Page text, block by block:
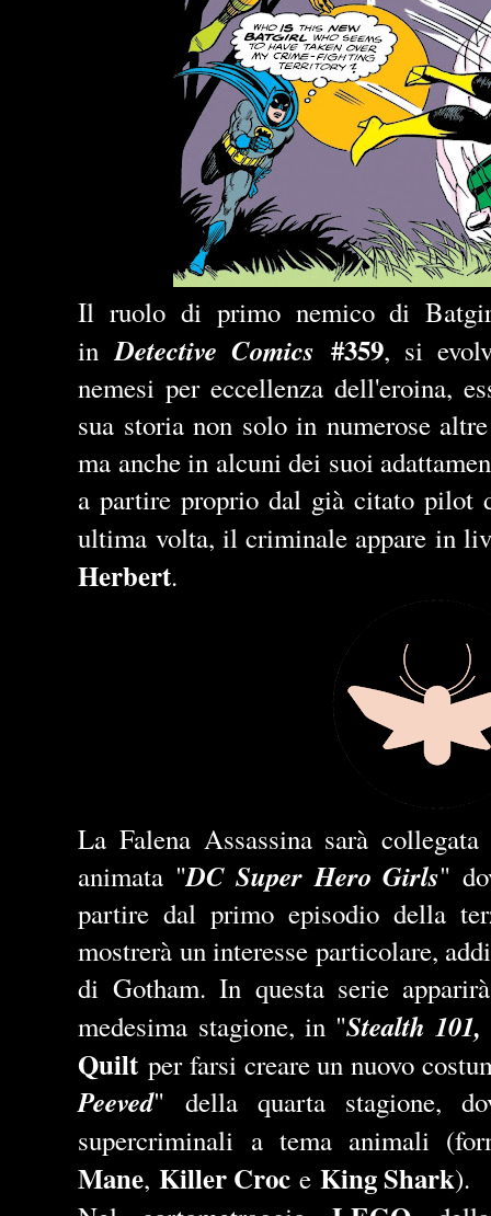
Il ruolo di primo nemico di
inDetective Comics #359, si
nemesi per eccellenza dell'eroina,
sua storia non solo in numerose
ma anche in alcuni dei suoi
a partire proprio dal già citato pilot
ultima volta, il criminale appare in
Herbert.
La Falena Assassina sarà
animata "DC Super Hero Girls"
partire dal primo episodio della
mostrerà un interesse particolare,
di Gotham. In questa serie
medesima stagione, in "Stealth
Quilt per farsi creare un nuovo
Peeved" della quarta stagione,
supercriminali a tema animali
Mane,Killer Croc eKing Shark).